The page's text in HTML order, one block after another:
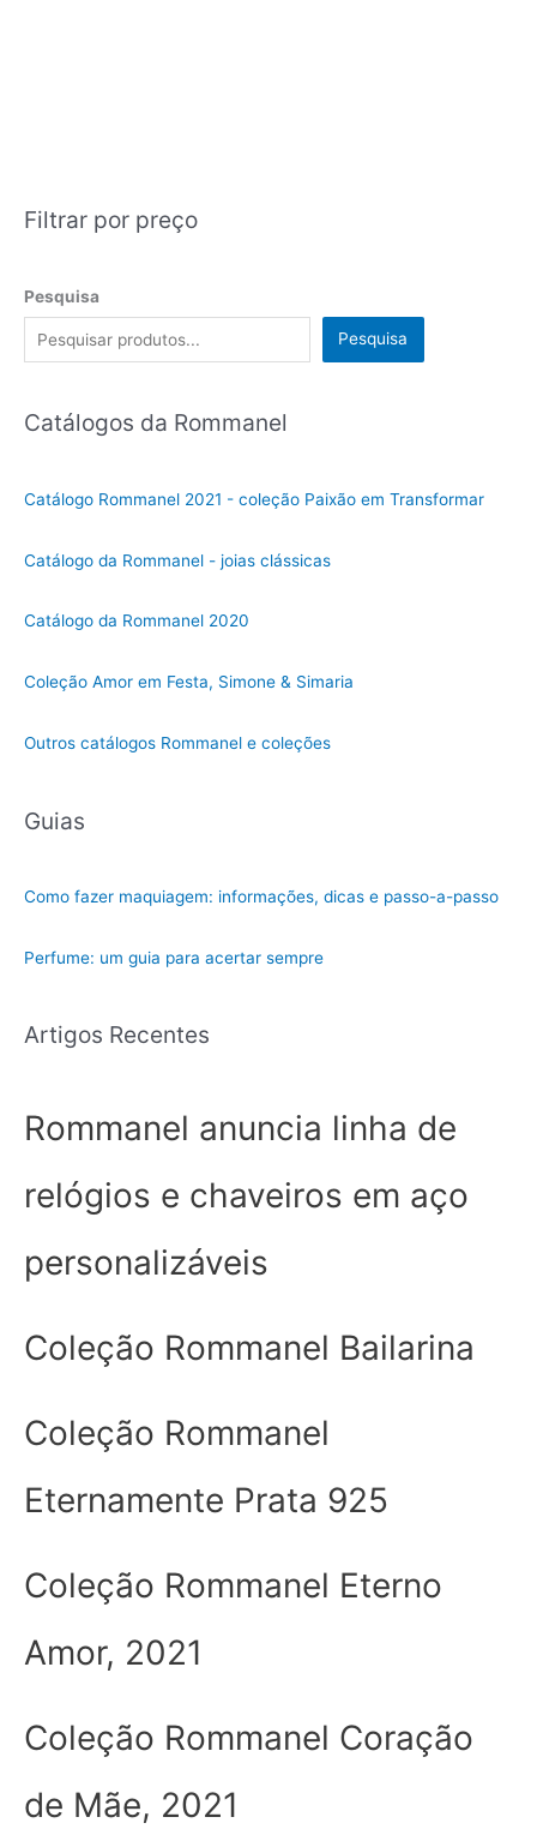
Filtrar por preço
Pesquisa
Pesquisa
Catálogos da Rommanel
Catálogo Rommanel 2021 - coleção Paixão em Transformar
Catálogo da Rommanel - joias clássicas
Catálogo da Rommanel 2020
Coleção Amor em Festa, Simone & Simaria
Outros catálogos Rommanel e coleções
Guias
Como fazer maquiagem: informações, dicas e passo-a-passo
Perfume: um guia para acertar sempre
Artigos Recentes
Rommanel anuncia linha de
relógios e chaveiros em aço
personalizáveis
Coleção Rommanel Bailarina
Coleção Rommanel
Eternamente Prata 925
Coleção Rommanel Eterno
Amor, 2021
Coleção Rommanel Coração
de Mãe, 2021